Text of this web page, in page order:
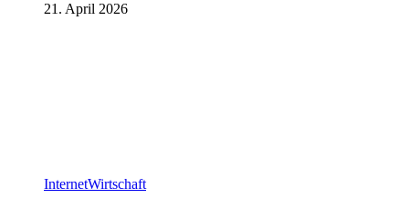
21. April 2026
InternetWirtschaft